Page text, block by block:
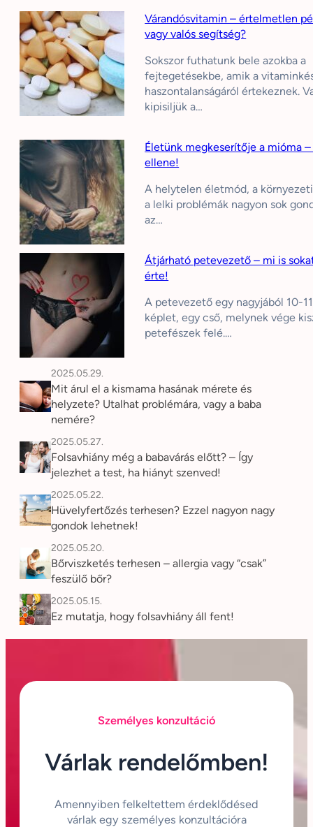
Várandósvitamin – értelmetlen
vagy valós segítség?
Sokszor futhatunk bele azokba a
fejtegetésekbe, amik a
haszontalanságáról értekeznek.
kipisiljük a…
Életünk megkeserítője a mióma
ellene!
A helytelen életmód, a
a lelki problémák nagyon sok
az…
Átjárható petevezető – mi is
érte!
A petevezető egy nagyjából 10-
képlet, egy cső, melynek vége
petefészek felé.…
2025.05.29.
Mit árul el a kismama hasának mérete és
helyzete? Utalhat problémára, vagy a baba
nemére?
2025.05.27.
Folsavhiány még a babavárás előtt? – Így
jelezhet a test, ha hiányt szenved!
2025.05.22.
Hüvelyfertőzés terhesen? Ezzel nagyon nagy
gondok lehetnek!
2025.05.20.
Bőrviszketés terhesen – allergia vagy “csak”
feszülő bőr?
2025.05.15.
Ez mutatja, hogy folsavhiány áll fent!
Személyes konzultáció
Várlak rendelőmben!
Amennyiben felkeltettem érdeklődésed
várlak egy személyes konzultációra